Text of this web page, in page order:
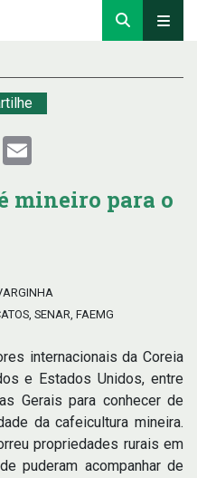
Telegram
mineiro para o
SENAR, FAEMG
internacionais da Coreia
e Estados Unidos, entre
Gerais para conhecer de
da cafeicultura mineira.
propriedades rurais em
puderam acompanhar de